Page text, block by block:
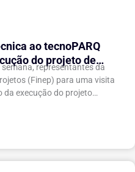
ao tecnoPARQ
do projeto de
semana, representantes da
(Finep) para uma visita
da execução do projeto